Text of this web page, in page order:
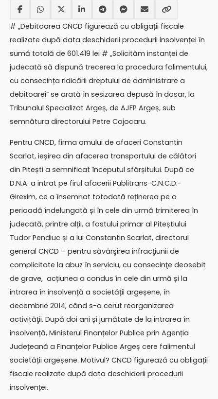
# „Debitoarea CNCD figurează cu obligații fiscale
realizate după data deschiderii procedurii insolvenței în
sumă totală de 601.419 lei # „Solicităm instanței de
judecată să dispună trecerea la procedura falimentului,
cu consecința ridicării dreptului de administrare a
debitoarei” se arată în sesizarea depusă în dosar, la
Tribunalul Specializat Argeș, de AJFP Argeș, sub
semnătura directorului Petre Cojocaru.
Pentru CNCD, firma omului de afaceri Constantin
Scarlat, ieșirea din afacerea transportului de călători
din Pitești a semnificat începutul sfârșitului. După ce
D.N.A. a intrat pe firul afacerii Publitrans-C.N.C.D.-
Girexim, ce a însemnat totodată reținerea pe o
perioadă îndelungată și în cele din urmă trimiterea în
judecată, printre alții, a fostului primar al Piteștiului
Tudor Pendiuc și a lui Constantin Scarlat, directorul
general CNCD – pentru săvârşirea infracţiunii de
complicitate la abuz în serviciu, cu consecinţe deosebit
de grave, acțiunea a condus în cele din urmă și la
intrarea în insolvență a societății argeșene, în
decembrie 2014, când s-a cerut reorganizarea
activităţii. După doi ani și jumătate de la intrarea în
insolvență, Ministerul Finanțelor Publice prin Agenția
Județeană a Finanțelor Publice Argeș cere falimentul
societății argeșene. Motivul? CNCD figurează cu obligații
fiscale realizate după data deschiderii procedurii
insolvenței.